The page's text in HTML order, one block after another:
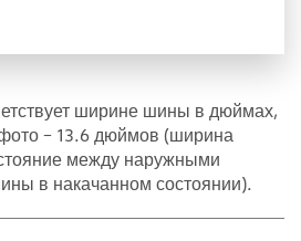
ширине шины в дюймах,
– 13.6 дюймов (ширина
между наружными
в накачанном состоянии).